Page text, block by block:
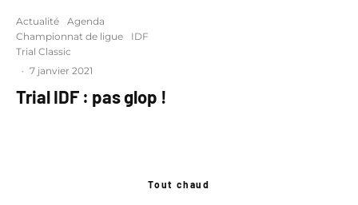
Actualité
Agenda
Championnat de ligue
IDF
Trial Classic
· 7 janvier 2021
Trial IDF : pas glop !
Tout chaud